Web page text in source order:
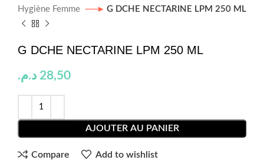
Hygiène Femme
G DCHE NECTARINE LPM 250 ML
G DCHE NECTARINE LPM 250 ML
28,50 د.م.
AJOUTER AU PANIER
Compare Add to wishlist